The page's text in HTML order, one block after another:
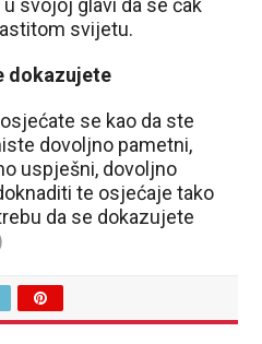
svojoj glavi da se čak
svijetu.
dokazujete
se kao da ste
dovoljno pametni,
uspješni, dovoljno
te osjećaje tako
da se dokazujete